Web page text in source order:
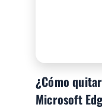
¿Cómo
Microsoft